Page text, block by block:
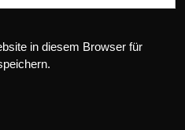
in diesem Browser für